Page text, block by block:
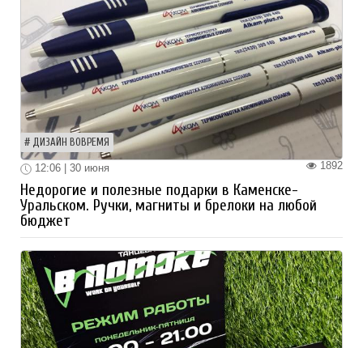
ДИЗАЙН ВОВРЕМЯ
1892
12:06 | 30 июня
Недорогие и полезные подарки в Каменске-
Уральском. Ручки, магниты и брелоки на любой
бюджет